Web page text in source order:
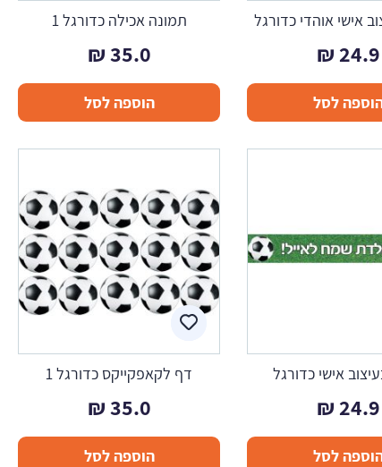
אישי אוהדי כדורגל
24.9
₪
לסל
תמונה אכילה כדורגל 1
35.0
₪
הוספה לסל
אישי כדורגל
24.9
₪
לסל
דף לקאפקייקס כדורגל 1
35.0
₪
הוספה לסל